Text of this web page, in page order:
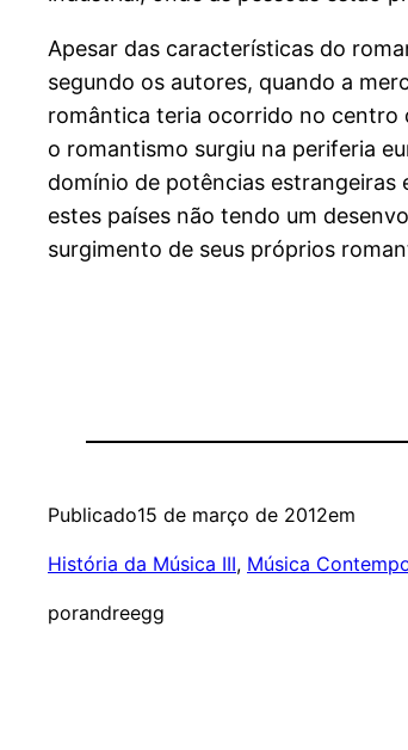
Apesar das características do
segundo os autores, quando a
romântica teria ocorrido no centro
o romantismo surgiu na periferia
domínio de potências estrangeiras
estes países não tendo um
surgimento de seus próprios
Publicado15 de março de 2012em
História da Música III, Música
porandreegg